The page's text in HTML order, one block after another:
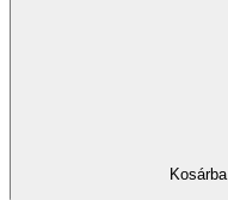
Kosárba